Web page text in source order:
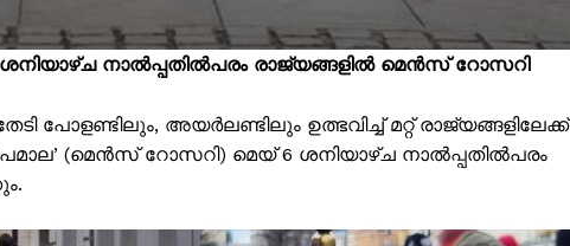
നാല്‍പ്പതില്‍പരം രാജ്യങ്ങളില്‍ മെന്‍സ് റോസറി
പോളണ്ടിലും, അയര്‍ലണ്ടിലും ഉത്ഭവിച്ച് മറ്റ് രാജ്യങ്ങളിലേക്ക്
(മെന്‍സ് റോസറി) മെയ് 6 ശനിയാഴ്ച നാല്‍പ്പതില്‍പരം